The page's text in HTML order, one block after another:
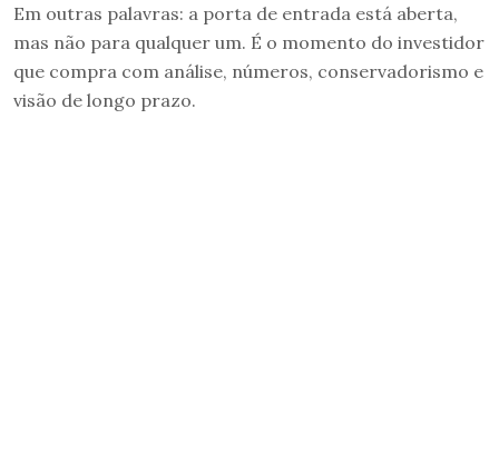
Em outras palavras: a porta de entrada está aberta,
mas não para qualquer um. É o momento do investidor
que compra com análise, números, conservadorismo e
visão de longo prazo.